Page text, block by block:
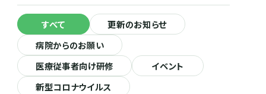
すべて
更新のお知らせ
病院からのお願い
医療従事者向け研修
イベント
新型コロナウイルス